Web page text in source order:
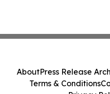
AboutPress Release
Terms & Conditions